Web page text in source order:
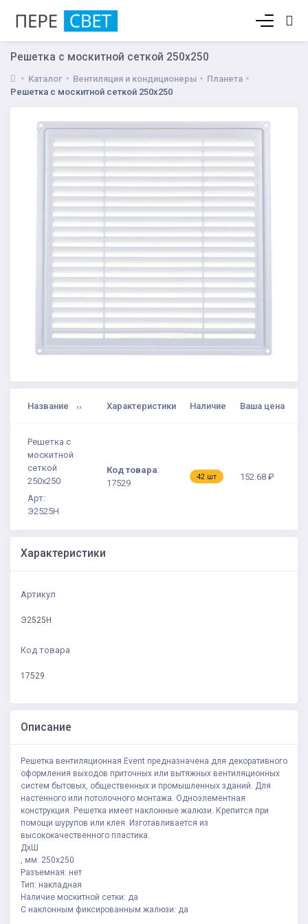
Решетка с москитной сеткой 250х250
Каталог Вентиляция и кондиционеры
Планета
Решетка с москитной сеткой 250х250
Название Характеристики Наличие Ваша цена
Решетка с
москитной
сеткой
250х250
Арт:
Э2525Н
Код товара:
17529
42 шт 152.68 ₽
Характеристики
Артикул
Э2525Н
Код товара
17529
Описание
Решетка вентиляционная Event предназначена для декоративного
оформления выходов приточных или вытяжных вентиляционных
систем бытовых, общественных и промышленных зданий. Для
настенного или потолочного монтажа. Одноэлементная
конструкция. Решетка имеет наклонные жалюзи. Крепится при
помощи шурупов или клея. Изготавливается из
высококачественного пластика.
ДxШ
, мм: 250x250
Разъемная: нет
Тип: накладная
Наличие москитной сетки: да
С наклонным фиксированным жалюзи: да